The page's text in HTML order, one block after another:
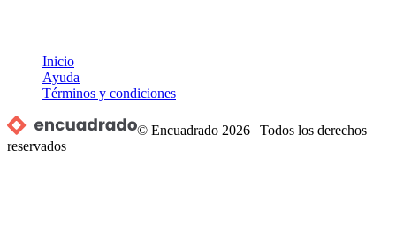
Inicio
Ayuda
Términos y condiciones
© Encuadrado 2026 |Todos los derechos
reservados